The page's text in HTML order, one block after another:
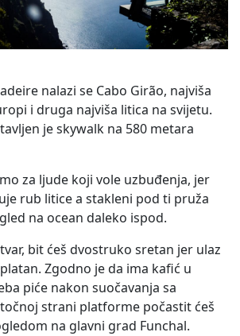
nalazi se Cabo Girão, najviša
i druga najviša litica na svijetu.
je skywalk na 580 metara
za ljude koji vole uzbuđenja, jer
rub litice a stakleni pod ti pruža
na ocean daleko ispod.
bit ćeš dvostruko sretan jer ulaz
Zgodno je da ima kafić u
piće nakon suočavanja sa
strani platforme počastit ćeš
na glavni grad Funchal.